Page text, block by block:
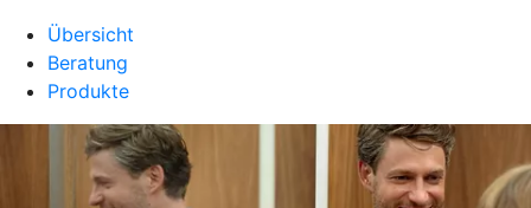
Übersicht
Beratung
Produkte